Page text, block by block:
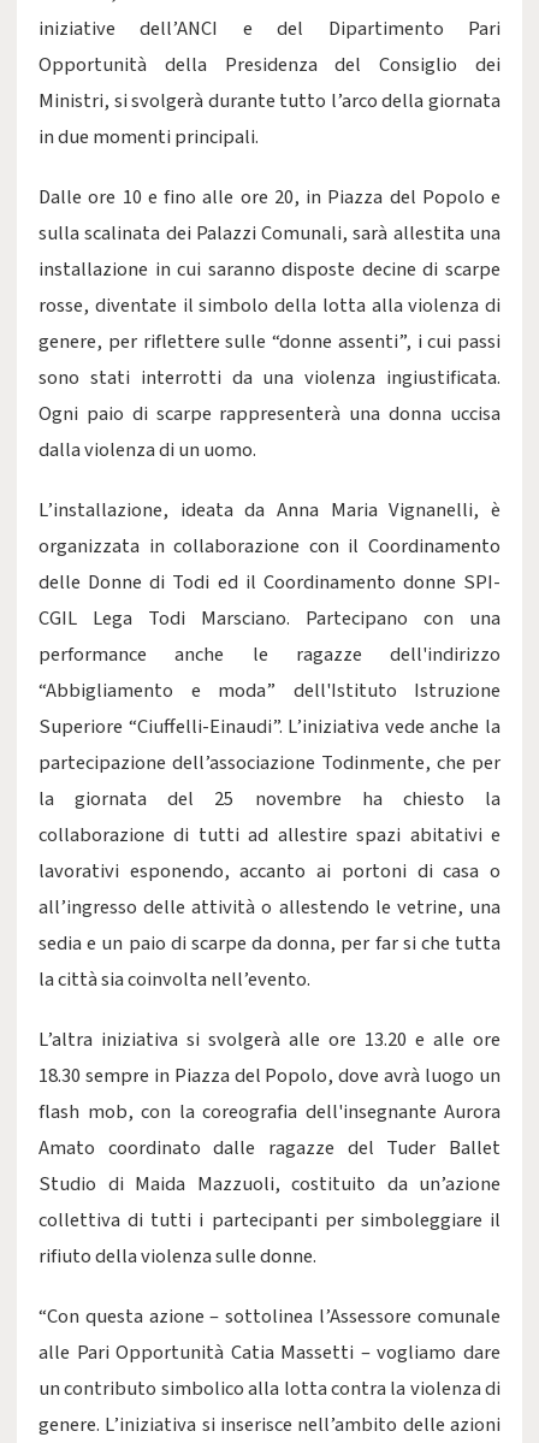
iniziative dell’ANCI e del Dipartimento Pari
Opportunità della Presidenza del Consiglio dei
Ministri, si svolgerà durante tutto l’arco della giornata
in due momenti principali.
Dalle ore 10 e fino alle ore 20, in Piazza del Popolo e
sulla scalinata dei Palazzi Comunali, sarà allestita una
installazione in cui saranno disposte decine di scarpe
rosse, diventate il simbolo della lotta alla violenza di
genere, per riflettere sulle “donne assenti”, i cui passi
sono stati interrotti da una violenza ingiustificata.
Ogni paio di scarpe rappresenterà una donna uccisa
dalla violenza di un uomo.
L’installazione, ideata da Anna Maria Vignanelli, è
organizzata in collaborazione con il Coordinamento
delle Donne di Todi ed il Coordinamento donne SPI-
CGIL Lega Todi Marsciano. Partecipano con una
performance anche le ragazze dell'indirizzo
“Abbigliamento e moda” dell'Istituto Istruzione
Superiore “Ciuffelli-Einaudi”. L’iniziativa vede anche la
partecipazione dell’associazione Todinmente, che per
la giornata del 25 novembre ha chiesto la
collaborazione di tutti ad allestire spazi abitativi e
lavorativi esponendo, accanto ai portoni di casa o
all’ingresso delle attività o allestendo le vetrine, una
sedia e un paio di scarpe da donna, per far si che tutta
la città sia coinvolta nell’evento.
L’altra iniziativa si svolgerà alle ore 13.20 e alle ore
18.30 sempre in Piazza del Popolo, dove avrà luogo un
flash mob, con la coreografia dell'insegnante Aurora
Amato coordinato dalle ragazze del Tuder Ballet
Studio di Maida Mazzuoli, costituito da un’azione
collettiva di tutti i partecipanti per simboleggiare il
rifiuto della violenza sulle donne.
“Con questa azione – sottolinea l’Assessore comunale
alle Pari Opportunità Catia Massetti – vogliamo dare
un contributo simbolico alla lotta contra la violenza di
genere. L’iniziativa si inserisce nell’ambito delle azioni